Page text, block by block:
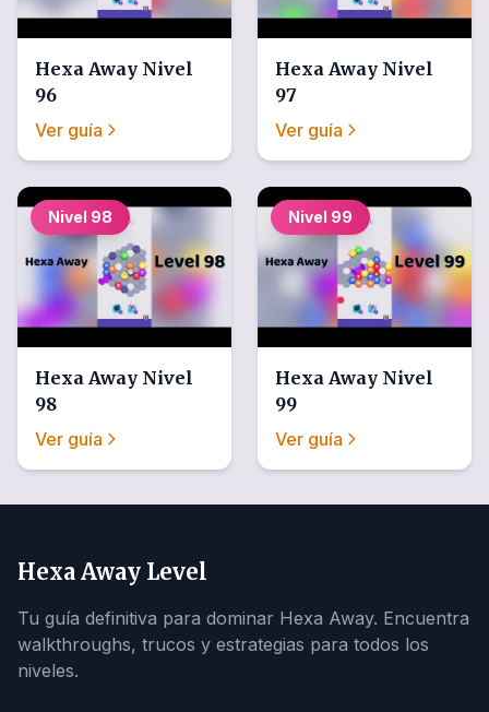
Hexa Away Nivel
96
Ver guía
Hexa Away Nivel
97
Ver guía
Nivel 98
Hexa Away Nivel
98
Ver guía
Nivel 99
Hexa Away Nivel
99
Ver guía
Hexa Away Level
Tu guía definitiva para dominar Hexa Away. Encuentra
walkthroughs, trucos y estrategias para todos los
niveles.